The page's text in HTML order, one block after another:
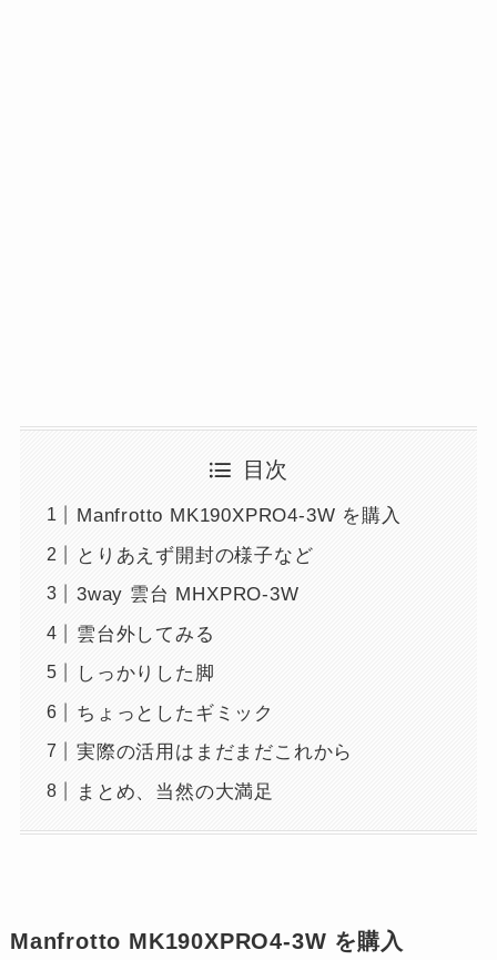
目次
Manfrotto MK190XPRO4-3W を購入
とりあえず開封の様子など
3way 雲台 MHXPRO-3W
雲台外してみる
しっかりした脚
ちょっとしたギミック
実際の活用はまだまだこれから
まとめ、当然の大満足
Manfrotto MK190XPRO4-3W を購入